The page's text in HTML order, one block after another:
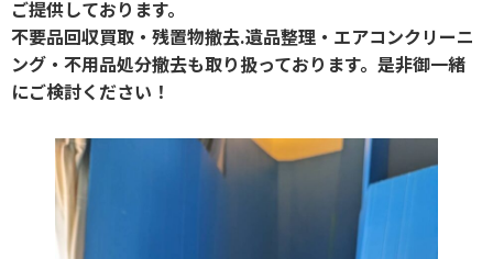
ご提供しております。
不要品回収買取・残置物撤去.遺品整理・エアコンクリーニ
ング・不用品処分撤去も取り扱っております。是非御一緒
にご検討ください！